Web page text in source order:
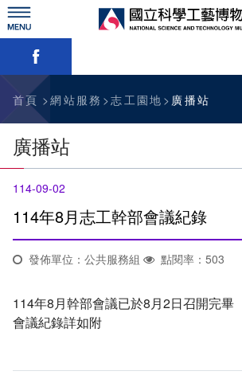
跳
到
主
要
訊息公告
參觀資訊
教育資源
網站服務
關於我們
略過字型切換，社群分享工具列
首頁 網站服務 志工園地 廣播站
廣播站
114-09-02
114年8月志工幹部會議紀錄
發佈單位：公共服務組 點閱率：503
114年8月幹部會議已於8月2日召開完畢
會議紀錄詳如附